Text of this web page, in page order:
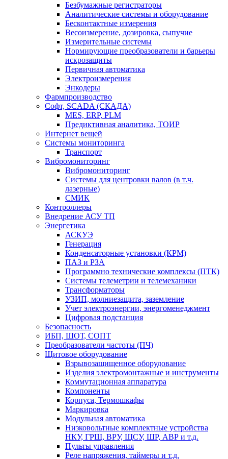
Безбумажные регистраторы
Аналитические системы и оборудование
Бесконтактные измерения
Весоизмерение, дозировка, сыпучие
Измерительные системы
Нормирующие преобразователи и барьеры
искрозащиты
Первичная автоматика
Электроизмерения
Энкодеры
Фармпроизводство
Софт, SCADA (СКАДА)
MES, ERP, PLM
Предиктивная аналитика, ТОИР
Интернет вещей
Системы мониторинга
Транспорт
Вибромониторинг
Вибромониторинг
Системы для центровки валов (в т.ч.
лазерные)
СМИК
Контроллеры
Внедрение АСУ ТП
Энергетика
АСКУЭ
Генерация
Конденсаторные установки (КРМ)
ПАЗ и РЗА
Программно технические комплексы (ПТК)
Системы телеметрии и телемеханики
Трансформаторы
УЗИП, молниезащита, заземление
Учет электроэнергии, энергоменеджмент
Цифровая подстанция
Безопасность
ИБП, ШОТ, СОПТ
Преобразователи частоты (ПЧ)
Щитовое оборудование
Взрывозащищенное оборудование
Изделия электромонтажные и инструменты
Коммутационная аппаратура
Компоненты
Корпуса, Термошкафы
Маркировка
Модульная автоматика
Низковольтные комплектные устройства
НКУ, ГРЩ, ВРУ, ЩСУ, ШР, АВР и т.д.
Пульты управления
Реле напряжения, таймеры и т.д.